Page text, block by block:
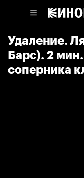
Удаление.
Барс). 2
соперника